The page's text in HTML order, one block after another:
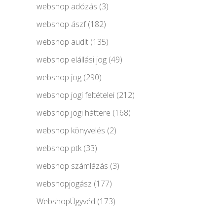
webshop adózás (3)
webshop ászf(182)
webshop audit (135)
webshop elállási jog (49)
webshop jog (290)
webshop jogi feltételei (212)
webshop jogi háttere (168)
webshop könyvelés (2)
webshop ptk(33)
webshop számlázás (3)
webshopjogász (177)
WebshopÜgyvéd (173)